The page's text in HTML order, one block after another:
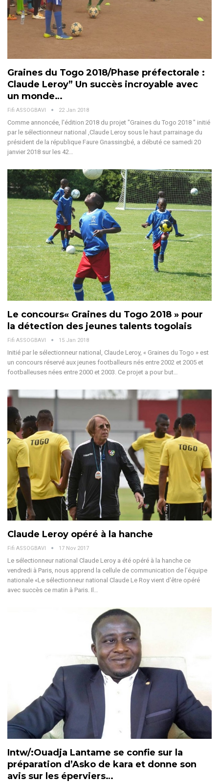
Graines du Togo 2018/Phase préfectorale :
Claude Leroy” Un succès incroyable avec
un monde…
Fifi ASSOGBAVI 22 Jan 2018
Comme annoncée, l'édition 2018 du projet "Graines du Togo 2018 " initié
par le sélectionneur national ,Claude Leroy sous le haut parrainage du
président de la république Faure Gnassingbé, a débuté ce samedi 20
janvier 2018 sur les 42…
Le concours« Graines du Togo 2018 » pour
la détection des jeunes talents togolais
Fifi ASSOGBAVI 15 Jan 2018
Initié par le sélectionneur national, Claude Leroy, « Graines du Togo » est
un concours réservé aux jeunes footballeurs nés entre 2002 et 2005 et
footballeuses nées entre 2000 et 2003. Ce projet a pour but…
Claude Leroy opéré à la hanche
Fifi ASSOGBAVI 17 Nov 2017
Le sélectionneur national Claude Leroy a été opéré à la hanche ce
vendredi à Paris, nous apprend la cellule de communication de l’équipe
nationale «Le sélectionneur national Claude Le Roy vient d'être opéré
avec succès ce matin à Paris. Il…
Intw/:Ouadja Lantame se confie sur la
préparation d’Asko de kara et donne son
avis sur les éperviers…